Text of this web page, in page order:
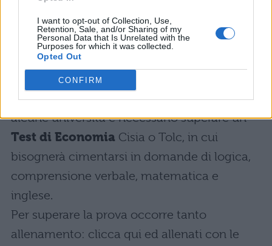
I want to opt-out of Collection, Use,
Retention, Sale, and/or Sharing of my
Personal Data that Is Unrelated with the
Purposes for which it was collected.
Opted Out
CONFIRM
Formazione Primaria: consigli per lo
studio
SIMULAZIONI TEST ECONOMIA
Per accedere alla facoltà di Economia in
alcune università è necessario superare un
Test di Economia Cisia o Tolc, in cui
bisognerà cimentarsi in domande di logica,
comprensione verbale, matematica e
inglese.
Per superare la prova occorre tanto
allenamento: clicca qui ed allenati con le